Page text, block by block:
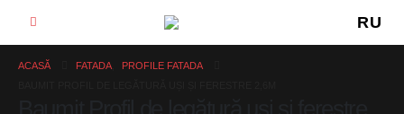
RU
ACASĂ FATADA
PROFILE FATADA